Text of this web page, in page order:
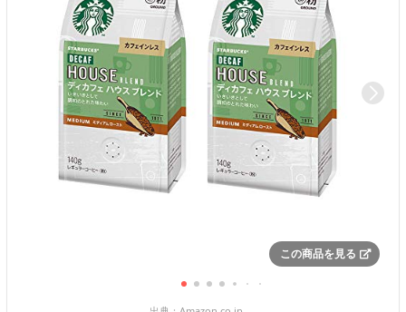
この商品を見る